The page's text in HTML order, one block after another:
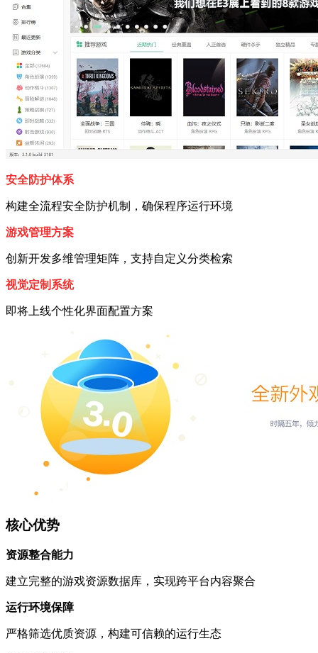
安全防护体系
构建全流程安全防护机制，确保程序运行环境
游戏管理方案
创新开发多维管理矩阵，支持自定义分类检索
视觉定制系统
即将上线个性化界面配置方案
核心优势
资源整合能力
建立完整的游戏资源数据库，实现跨平台内容聚合
运行环境保障
严格筛选优质资源，构建可信赖的运行生态